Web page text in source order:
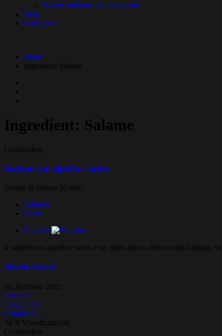
Ricette ordinate per ingredienti
Blog
Contattami
Home
Ingredient:
Salame
Ingredient: Salame
Condividere
Salame con cipolla e aceto
Tempo di cottura 20 min.
Antipasti
Carni
Friulana
Il salame con cipolla e aceto è un piatto tipico della cucina friulana,
Alberto Arienti
20. Febbraio 2022
Piace 27
Leggi di più
Commento
3470 Visualizzazioni
Condividere